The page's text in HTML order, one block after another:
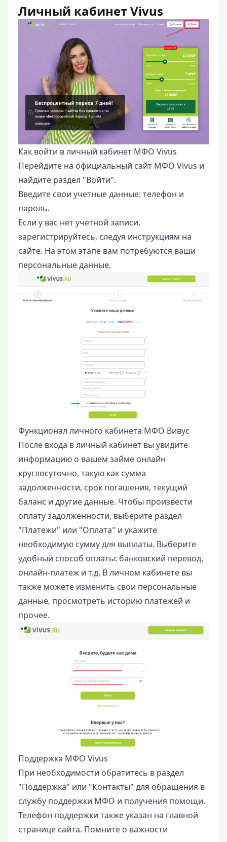
Личный кабинет Vivus
Как войти в личный кабинет МФО Vivus
Перейдите на официальный сайт МФО Vivus и
найдите раздел "Войти".
Введите свои учетные данные: телефон и
пароль.
Если у вас нет учетной записи,
зарегистрируйтесь, следуя инструкциям на
сайте. На этом этапе вам потребуются ваши
персональные данные.
Функционал личного кабинета МФО Вивус
После входа в личный кабинет вы увидите
информацию о вашем займе онлайн
круглосуточно, такую как сумма
задолженности, срок погашения, текущий
баланс и другие данные. Чтобы произвести
оплату задолженности, выберите раздел
"Платежи" или "Оплата" и укажите
необходимую сумму для выплаты. Выберите
удобный способ оплаты: банковский перевод,
онлайн-платеж и т.д. В личном кабинете вы
также можете изменить свои персональные
данные, просмотреть историю платежей и
прочее.
Поддержка МФО Vivus
При необходимости обратитесь в раздел
"Поддержка" или "Контакты" для обращения в
службу поддержки МФО и получения помощи.
Телефон поддержки также указан на главной
странице сайта. Помните о важности